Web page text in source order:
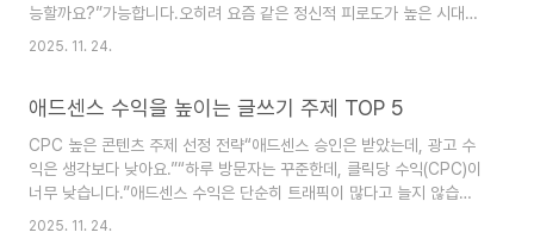
능할까요?”가능합니다.오히려 요즘 같은 정신적 피로도가 높은 시대에
는자기돌봄 콘텐츠의 수요와 확장성이 매우 커지고 있습니다.이번 글에
기돌봄 콘텐츠, 왜 주목받고 있을까?심리적 피로, 번아웃, 우울감 등 현
김", "셀프케어 루틴" 등SNS, 유튜브, 블로그 등에서 힐링 콘텐츠에 대
한 수요 증가소비자 트렌드: 자기이해 → 자기관리 → 자기브랜딩으로
확장블로그를 통해..
2025. 11. 24.
애드센스 수익을 높이는 글쓰기 주제 TOP 5
CPC 높은 콘텐츠 주제 선정 전략“애드센스 승인은 받았는데, 광고 수
익은 생각보다 낮아요.”“하루 방문자는 꾸준한데, 클릭당 수익(CPC)이
너무 낮습니다.”애드센스 수익은 단순히 트래픽이 많다고 늘지 않습니
다.핵심은 **클릭당 단가(CPC)**이며, 이는 주제와 키워드 선택에 따
2025. 11. 24.